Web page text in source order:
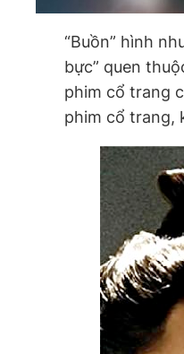
“Buồn” hình
bực” quen
phim cổ trang
phim cổ trang,